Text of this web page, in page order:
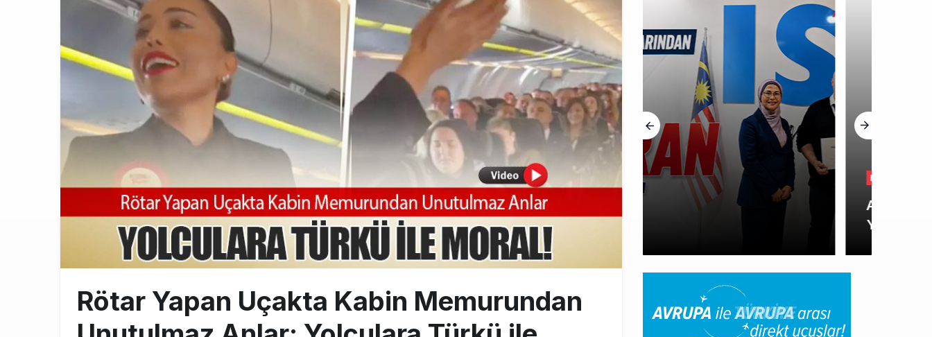
8:30 Üniversite adayı avlanma ve aldanma! Yazıcıoğlu Kazası 19 yıl sonra sil baştan SHGM yönetiminin hiç mi kusuru yok?
22:26 ASELSAN’ın 6 aylık hasılatı 88,5 milyar TL’ye ulaştı
21:45 THY’de üst düzey atama: Ahmet Esat Hızır kritik göreve getirildi
Rötar Yapan Uçakta Kabin Memurundan
HABERLER
AJet’ten Yurt İçi Biletlerde